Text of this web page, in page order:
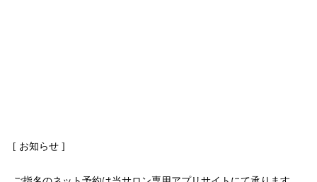
[ お知らせ ]